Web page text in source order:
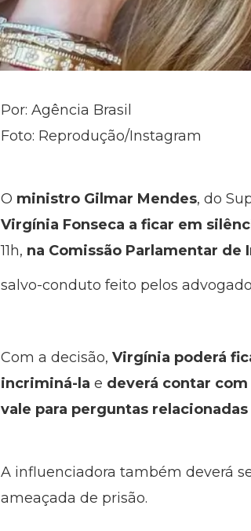
Por: Agência Brasil
Foto: Reprodução/Instagram
O ministro Gilmar Mendes, do
Virgínia Fonseca a ficar em
11h, na Comissão Parlamentar de
salvo-conduto feito pelos
Com a decisão, Virgínia poderá
incriminá-la e deverá contar
vale para perguntas
A influenciadora também deverá
ameaçada de prisão.